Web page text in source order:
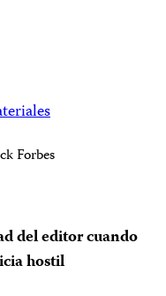
del editor cuando
hostil